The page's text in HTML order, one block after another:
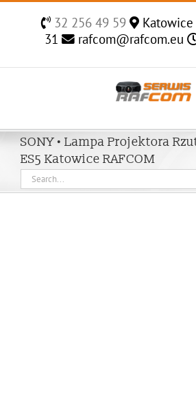
32 256 49 59
31
rafcom@rafcom.eu
SONY • Lampa Projektora
ES5 Katowice RAFCOM
Search
for: